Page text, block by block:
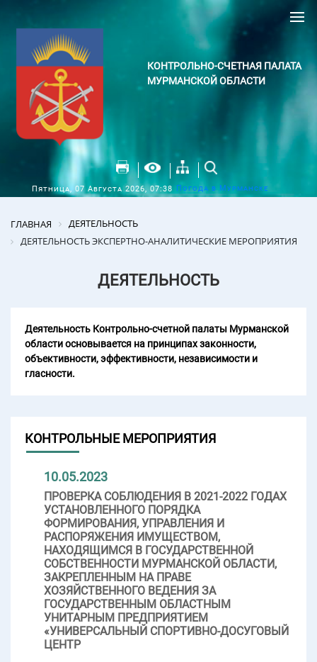
КОНТРОЛЬНО-СЧЕТНАЯ ПАЛАТА
МУРМАНСКОЙ ОБЛАСТИ
Пятница, 07 Августа 2026, 07:38 Погода в Мурманске
ГЛАВНАЯ
ДЕЯТЕЛЬНОСТЬ
ДЕЯТЕЛЬНОСТЬ ЭКСПЕРТНО-АНАЛИТИЧЕСКИЕ МЕРОПРИЯТИЯ
ДЕЯТЕЛЬНОСТЬ
Деятельность Контрольно-счетной палаты Мурманской
области основывается на принципах законности,
объективности, эффективности, независимости и
гласности.
КОНТРОЛЬНЫЕ МЕРОПРИЯТИЯ
10.05.2023
ПРОВЕРКА СОБЛЮДЕНИЯ В 2021-2022 ГОДАХ
УСТАНОВЛЕННОГО ПОРЯДКА
ФОРМИРОВАНИЯ, УПРАВЛЕНИЯ И
РАСПОРЯЖЕНИЯ ИМУЩЕСТВОМ,
НАХОДЯЩИМСЯ В ГОСУДАРСТВЕННОЙ
СОБСТВЕННОСТИ МУРМАНСКОЙ ОБЛАСТИ,
ЗАКРЕПЛЕННЫМ НА ПРАВЕ
ХОЗЯЙСТВЕННОГО ВЕДЕНИЯ ЗА
ГОСУДАРСТВЕННЫМ ОБЛАСТНЫМ
УНИТАРНЫМ ПРЕДПРИЯТИЕМ
«УНИВЕРСАЛЬНЫЙ СПОРТИВНО-ДОСУГОВЫЙ
ЦЕНТР